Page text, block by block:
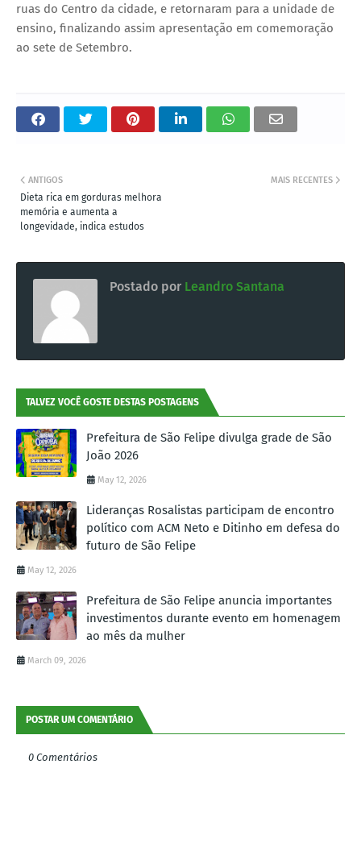
ruas do Centro da cidade, e retornaram para a unidade de
ensino, finalizando assim apresentação em comemoração
ao sete de Setembro.
MAIS RECENTES
ANTIGOS
Dieta rica em gorduras melhora
memória e aumenta a
longevidade, indica estudos
Postado por Leandro Santana
TALVEZ VOCÊ GOSTE DESTAS POSTAGENS
Prefeitura de São Felipe divulga grade de São
João 2026
May 12, 2026
Lideranças Rosalistas participam de encontro
político com ACM Neto e Ditinho em defesa do
futuro de São Felipe
May 12, 2026
Prefeitura de São Felipe anuncia importantes
investimentos durante evento em homenagem
ao mês da mulher
March 09, 2026
POSTAR UM COMENTÁRIO
0 Comentários